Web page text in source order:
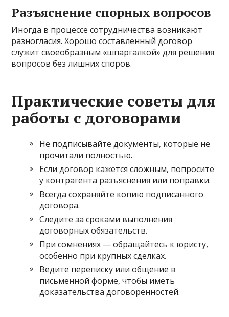
Разъяснение спорных вопросов
Иногда в процессе сотрудничества возникают
разногласия. Хорошо составленный договор
служит своеобразным «шпаргалкой» для решения
вопросов без лишних споров.
Практические советы для
работы с договорами
Не подписывайте документы, которые не
прочитали полностью.
Если договор кажется сложным, попросите
у контрагента разъяснения или поправки.
Всегда сохраняйте копию подписанного
договора.
Следите за сроками выполнения
договорных обязательств.
При сомнениях — обращайтесь к юристу,
особенно при крупных сделках.
Ведите переписку или общение в
письменной форме, чтобы иметь
доказательства договорённостей.